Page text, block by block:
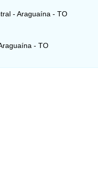
- Araguaína - TO
- TO